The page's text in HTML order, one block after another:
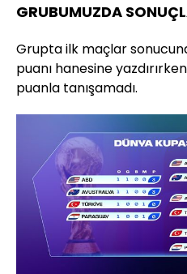
GRUBUMUZDA
Grupta ilk maçlar
puanı hanesine
puanla tanışamadı.